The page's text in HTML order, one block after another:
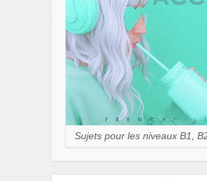
Sujets pour les niveaux B1,